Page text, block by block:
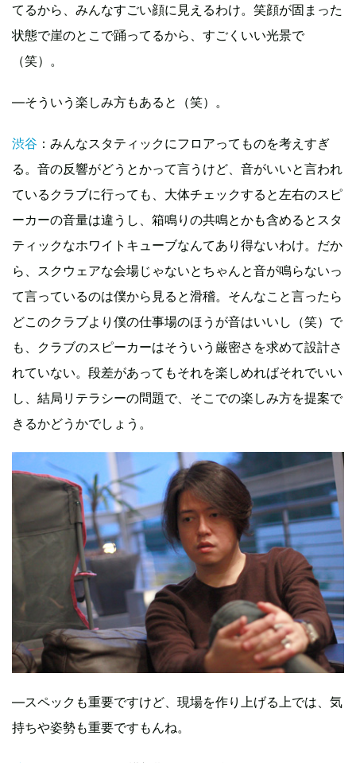
てるから、みんなすごい顔に見えるわけ。笑顔が固まった
状態で崖のとこで踊ってるから、すごくいい光景で
（笑）。
―そういう楽しみ方もあると（笑）。
渋谷 ：みんなスタティックにフロアってものを考えすぎ
る。音の反響がどうとかって言うけど、音がいいと言われ
ているクラブに行っても、大体チェックすると左右のスピ
ーカーの音量は違うし、箱鳴りの共鳴とかも含めるとスタ
ティックなホワイトキューブなんてあり得ないわけ。だか
ら、スクウェアな会場じゃないとちゃんと音が鳴らないっ
て言っているのは僕から見ると滑稽。そんなこと言ったら
どこのクラブより僕の仕事場のほうが音はいいし（笑）で
も、クラブのスピーカーはそういう厳密さを求めて設計さ
れていない。段差があってもそれを楽しめればそれでいい
し、結局リテラシーの問題で、そこでの楽しみ方を提案で
きるかどうかでしょう。
―スペックも重要ですけど、現場を作り上げる上では、気
持ちや姿勢も重要ですもんね。